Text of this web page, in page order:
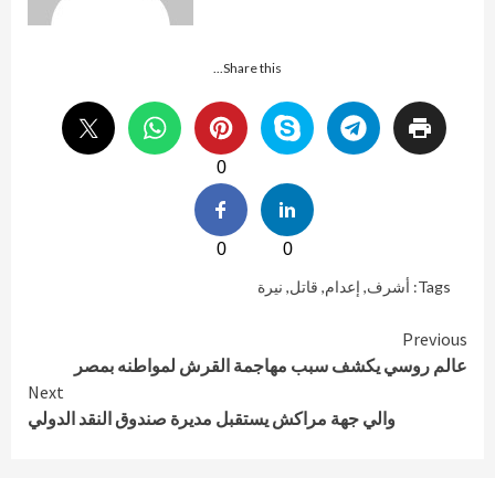
Share this...
0
0
0
Tags: أشرف, إعدام, قاتل, نيرة
Continue
Reading
Previous
عالم روسي يكشف سبب مهاجمة القرش لمواطنه بمصر
Next
والي جهة مراكش يستقبل مديرة صندوق النقد الدولي